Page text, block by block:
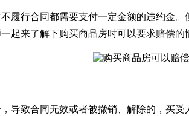
履行合同都需要支付一定金额的违约金
起来了解下购买商品房时可以要求赔偿的
导致合同无效或者被撤销、解除的，买